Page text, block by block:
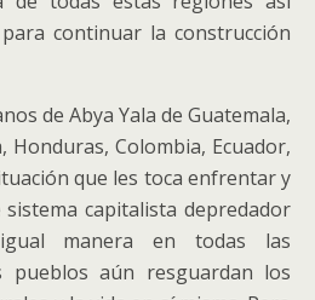
continuar la construcción
de Abya Yala de Guatemala,
Honduras, Colombia, Ecuador,
que les toca enfrentar y
capitalista depredador
manera en todas las
pueblos aún resguardan los